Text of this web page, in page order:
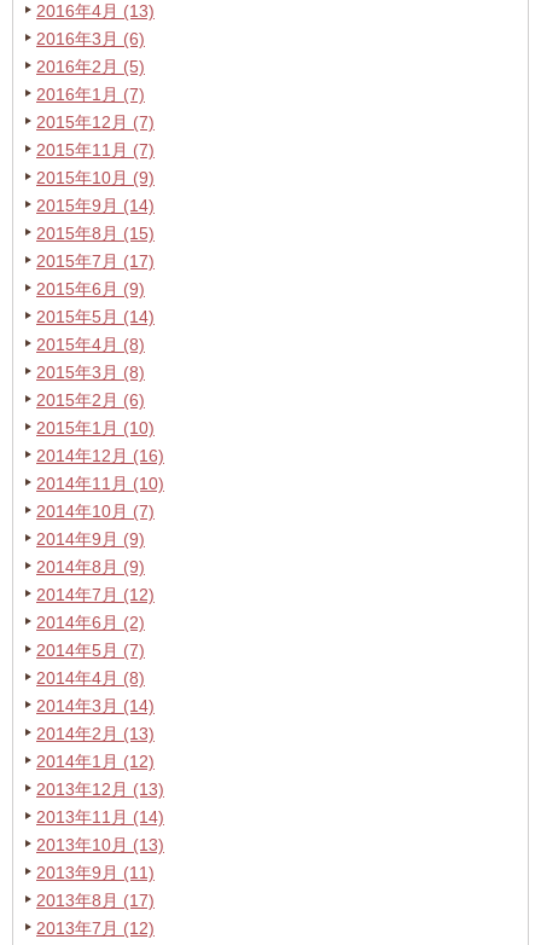
2016年4月 (13)
2016年3月 (6)
2016年2月 (5)
2016年1月 (7)
2015年12月 (7)
2015年11月 (7)
2015年10月 (9)
2015年9月 (14)
2015年8月 (15)
2015年7月 (17)
2015年6月 (9)
2015年5月 (14)
2015年4月 (8)
2015年3月 (8)
2015年2月 (6)
2015年1月 (10)
2014年12月 (16)
2014年11月 (10)
2014年10月 (7)
2014年9月 (9)
2014年8月 (9)
2014年7月 (12)
2014年6月 (2)
2014年5月 (7)
2014年4月 (8)
2014年3月 (14)
2014年2月 (13)
2014年1月 (12)
2013年12月 (13)
2013年11月 (14)
2013年10月 (13)
2013年9月 (11)
2013年8月 (17)
2013年7月 (12)